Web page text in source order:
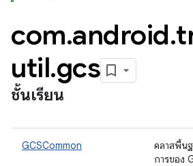
com.android.
util.gcs
ชั้นเรียน
GCSCommon
คลาสพื้น
การของ